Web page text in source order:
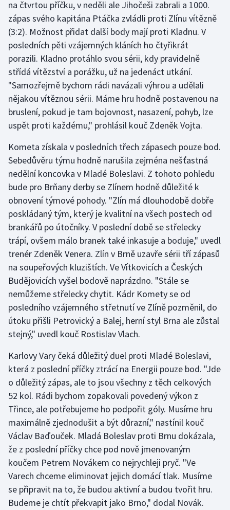
na čtvrtou příčku, v neděli ale Jihočeši zabrali a 1000.
zápas svého kapitána Ptáčka zvládli proti Zlínu vítězně
(3:2). Možnost přidat další body mají proti Kladnu. V
posledních pěti vzájemných kláních ho čtyřikrát
porazili. Kladno protáhlo svou sérii, kdy pravidelně
střídá vítězství a porážku, už na jedenáct utkání.
"Samozřejmě bychom rádi navázali výhrou a udělali
nějakou vítěznou sérii. Máme hru hodně postavenou na
bruslení, pokud je tam bojovnost, nasazení, pohyb, lze
uspět proti každému," prohlásil kouč Zdeněk Vojta.
Kometa získala v posledních třech zápasech pouze bod.
Sebedůvěru týmu hodně narušila zejména nešťastná
nedělní koncovka v Mladé Boleslavi. Z tohoto pohledu
bude pro Brňany derby se Zlínem hodně důležité k
obnovení týmové pohody. "Zlín má dlouhodobě dobře
poskládaný tým, který je kvalitní na všech postech od
brankářů po útočníky. V poslední době se střelecky
trápí, ovšem málo branek také inkasuje a boduje," uvedl
trenér Zdeněk Venera. Zlín v Brně uzavře sérii tří zápasů
na soupeřových kluzištích. Ve Vítkovicích a Českých
Budějovicích vyšel bodově naprázdno. "Stále se
nemůžeme střelecky chytit. Kádr Komety se od
posledního vzájemného střetnutí ve Zlíně pozměnil, do
útoku přišli Petrovický a Balej, herní styl Brna ale zůstal
stejný," uvedl kouč Rostislav Vlach.
Karlovy Vary čeká důležitý duel proti Mladé Boleslavi,
která z poslední příčky ztrácí na Energii pouze bod. "Jde
o důležitý zápas, ale to jsou všechny z těch celkových
52 kol. Rádi bychom zopakovali povedený výkon z
Třince, ale potřebujeme ho podpořit góly. Musíme hru
maximálně zjednodušit a být důrazní," nastínil kouč
Václav Baďouček. Mladá Boleslav proti Brnu dokázala,
že z poslední příčky chce pod nově jmenovaným
koučem Petrem Novákem co nejrychleji pryč. "Ve
Varech chceme eliminovat jejich domácí tlak. Musíme
se připravit na to, že budou aktivní a budou tvořit hru.
Budeme je chtít překvapit jako Brno," dodal Novák.